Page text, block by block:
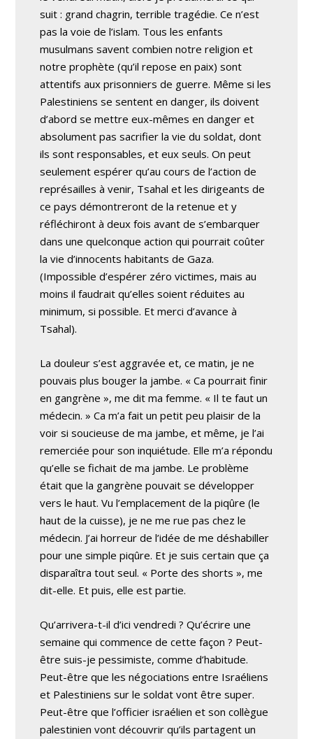
suit : grand chagrin, terrible tragédie. Ce n’est
pas la voie de l’islam. Tous les enfants
musulmans savent combien notre religion et
notre prophète (qu’il repose en paix) sont
attentifs aux prisonniers de guerre. Même si les
Palestiniens se sentent en danger, ils doivent
d’abord se mettre eux-mêmes en danger et
absolument pas sacrifier la vie du soldat, dont
ils sont responsables, et eux seuls. On peut
seulement espérer qu’au cours de l’action de
représailles à venir, Tsahal et les dirigeants de
ce pays démontreront de la retenue et y
réfléchiront à deux fois avant de s’embarquer
dans une quelconque action qui pourrait coûter
la vie d’innocents habitants de Gaza.
(Impossible d’espérer zéro victimes, mais au
moins il faudrait qu’elles soient réduites au
minimum, si possible. Et merci d’avance à
Tsahal).
La douleur s’est aggravée et, ce matin, je ne
pouvais plus bouger la jambe. « Ca pourrait finir
en gangrène », me dit ma femme. « Il te faut un
médecin. » Ca m’a fait un petit peu plaisir de la
voir si soucieuse de ma jambe, et même, je l’ai
remerciée pour son inquiétude. Elle m’a répondu
qu’elle se fichait de ma jambe. Le problème
était que la gangrène pouvait se développer
vers le haut. Vu l’emplacement de la piqûre (le
haut de la cuisse), je ne me rue pas chez le
médecin. J’ai horreur de l’idée de me déshabiller
pour une simple piqûre. Et je suis certain que ça
disparaîtra tout seul. « Porte des shorts », me
dit-elle. Et puis, elle est partie.
Qu’arrivera-t-il d’ici vendredi ? Qu’écrire une
semaine qui commence de cette façon ? Peut-
être suis-je pessimiste, comme d’habitude.
Peut-être que les négociations entre Israéliens
et Palestiniens sur le soldat vont être super.
Peut-être que l’officier israélien et son collègue
palestinien vont découvrir qu’ils partagent un